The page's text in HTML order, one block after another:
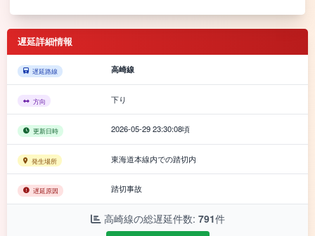
遅延詳細情報
遅延路線 高崎線
方向 下り
更新日時 2026-05-29 23:30:08頃
発生場所 東海道本線内での踏切内
遅延原因 踏切事故
高崎線の総遅延件数: 791件